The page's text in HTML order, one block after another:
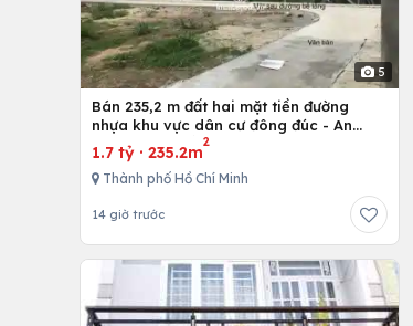
5
Bán 235,2 m đất hai mặt tiền đường
nhựa khu vực dân cư đông đúc - An
nhứt-Long Điền - Bà Rịa
1.7 tỷ · 235.2m
2
Thành phố Hồ Chí Minh
14 giờ trước